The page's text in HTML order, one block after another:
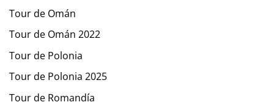
Tour de Omán
Tour de Omán 2022
Tour de Polonia
Tour de Polonia 2025
Tour de Romandía